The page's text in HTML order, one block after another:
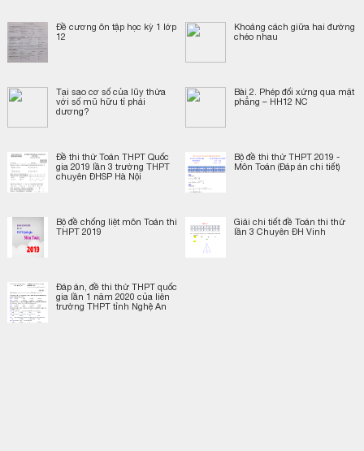
Đề cương ôn tập học kỳ 1 lớp
12
Khoảng cách giữa hai đường
chéo nhau
Tại sao cơ số của lũy thừa
với số mũ hữu tỉ phải
dương?
Bài 2. Phép đối xứng qua mặt
phẳng – HH12 NC
Đề thi thử Toán THPT Quốc
gia 2019 lần 3 trường THPT
chuyên ĐHSP Hà Nội
Bộ đề thi thử THPT 2019 -
Môn Toán (Đáp án chi tiết)
Bộ đề chống liệt môn Toán thi
THPT 2019
Giải chi tiết đề Toán thi thử
lần 3 Chuyên ĐH Vinh
Đáp án, đề thi thử THPT quốc
gia lần 1 năm 2020 của liên
trường THPT tỉnh Nghệ An